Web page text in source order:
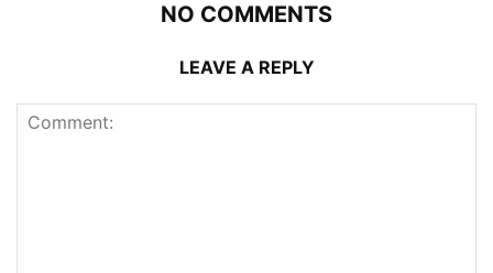
NO COMMENTS
LEAVE A REPLY